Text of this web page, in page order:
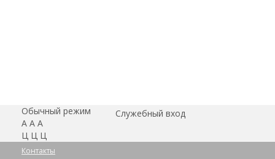
Обычный режим
А А А
Ц Ц Ц
Служебный вход
Контакты